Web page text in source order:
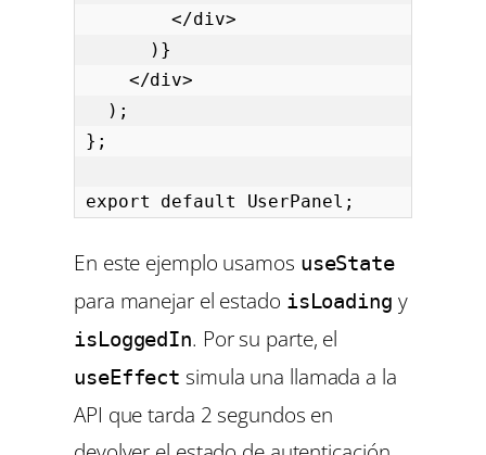
        </div>
};
export default UserPanel;
En este ejemplo usamos useState
para manejar el estado isLoading y
isLoggedIn. Por su parte, el
useEffect simula una llamada a la
API que tarda 2 segundos en